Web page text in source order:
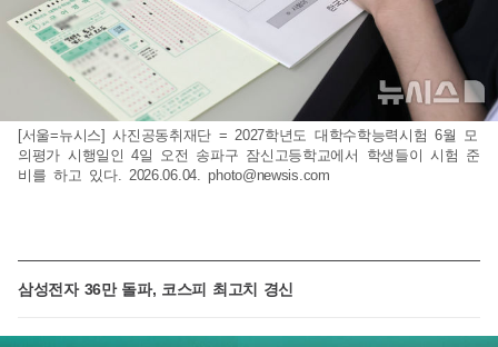
[서울=뉴시스] 사진공동취재단 = 2027학년도 대학수학능력시험 6월 모
의평가 시행일인 4일 오전 송파구 잠신고등학교에서 학생들이 시험 준
비를 하고 있다. 2026.06.04.photo@newsis.com
삼성전자 36만 돌파, 코스피 최고치 경신